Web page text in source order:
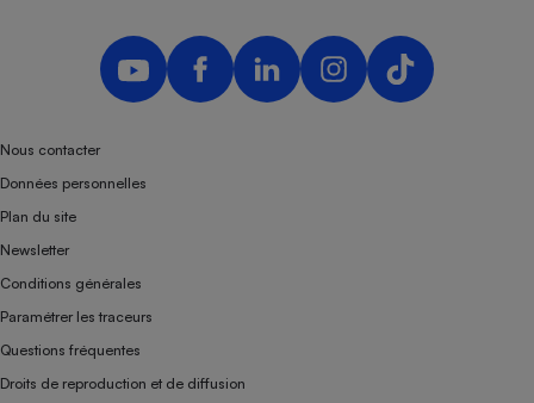
Nous contacter
Données personnelles
Plan du site
Newsletter
Conditions générales
Paramétrer les traceurs
Questions fréquentes
Droits de reproduction et de diffusion